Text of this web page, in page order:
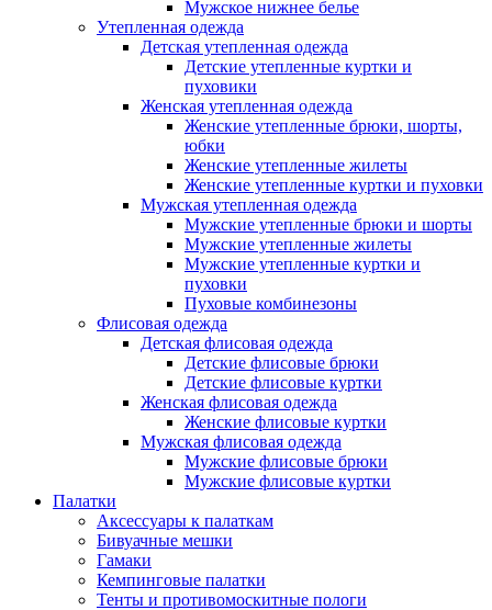
Мужское нижнее белье
Утепленная одежда
Детская утепленная одежда
Детские утепленные куртки и
пуховики
Женская утепленная одежда
Женские утепленные брюки, шорты,
юбки
Женские утепленные жилеты
Женские утепленные куртки и пуховки
Мужская утепленная одежда
Мужские утепленные брюки и шорты
Мужские утепленные жилеты
Мужские утепленные куртки и
пуховки
Пуховые комбинезоны
Флисовая одежда
Детская флисовая одежда
Детские флисовые брюки
Детские флисовые куртки
Женская флисовая одежда
Женские флисовые куртки
Мужская флисовая одежда
Мужские флисовые брюки
Мужские флисовые куртки
Палатки
Аксессуары к палаткам
Бивуачные мешки
Гамаки
Кемпинговые палатки
Тенты и противомоскитные пологи